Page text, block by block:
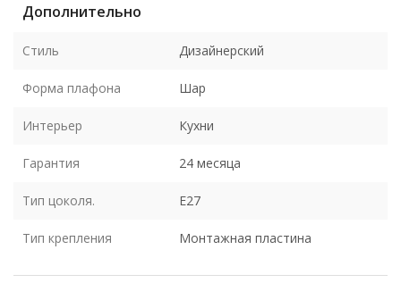
Дополнительно
Стиль Дизайнерский
Форма плафона Шар
Интерьер Кухни
Гарантия 24 месяца
Тип цоколя. E27
Тип крепления Монтажная пластина